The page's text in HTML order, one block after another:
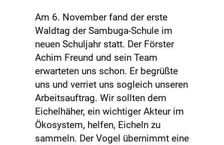
Am 6. November fand der erste
Waldtag der Sambuga-Schule im
neuen Schuljahr statt. Der Förster
Achim Freund und sein Team
erwarteten uns schon. Er begrüßte
uns und verriet uns sogleich unseren
Arbeitsauftrag. Wir sollten dem
Eichelhäher, ein wichtiger Akteur im
Ökosystem, helfen, Eicheln zu
sammeln. Der Vogel übernimmt eine